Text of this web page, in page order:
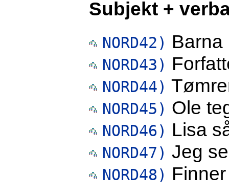
Subjekt +
NORD42) Barna
NORD43)
NORD44)
NORD45) Ole
NORD46) Lisa
NORD47) Jeg
NORD48)